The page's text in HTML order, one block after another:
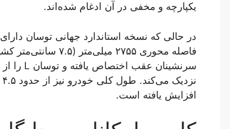
یکپارچه و مخفی در آن ادغام شده‌اند.
فاصله محوری
افزایش یافته است.